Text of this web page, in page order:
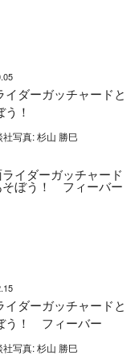
イダーガッチャードと
う！
社写真: 杉山 勝巳
イダーガッチャードと
う！ フィーバー
社写真: 杉山 勝巳